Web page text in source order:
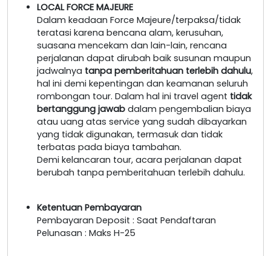
LOCAL FORCE MAJEURE
Dalam keadaan Force Majeure/terpaksa/tidak
teratasi karena bencana alam, kerusuhan,
suasana mencekam dan lain-lain, rencana
perjalanan dapat dirubah baik susunan maupun
jadwalnya tanpa pemberitahuan terlebih dahulu,
hal ini demi kepentingan dan keamanan seluruh
rombongan tour. Dalam hal ini travel agent tidak
bertanggung jawab dalam pengembalian biaya
atau uang atas service yang sudah dibayarkan
yang tidak digunakan, termasuk dan tidak
terbatas pada biaya tambahan.
Demi kelancaran tour, acara perjalanan dapat
berubah tanpa pemberitahuan terlebih dahulu.
Ketentuan Pembayaran
Pembayaran Deposit : Saat Pendaftaran
Pelunasan : Maks H-25